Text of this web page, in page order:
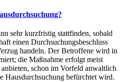
sehr kurzfristig stattfinden, sobald
einen Durchsuchungsbeschluss
handeln. Der Betroffene wird in
die Maßnahme erfolgt meist
schon im Vorfeld anwaltlich
Hausdurchsuchung befürchtet wird.